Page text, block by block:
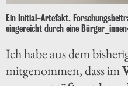
Ein Initial-Artefakt.
eingereicht durch eine
Ich habe aus dem
mitgenommen, dass im